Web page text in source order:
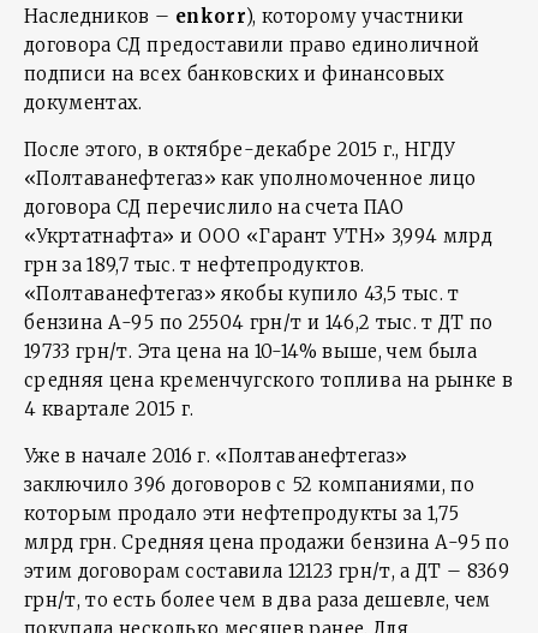
Наследников – enkorr), которому участники
договора СД предоставили право единоличной
подписи на всех банковских и финансовых
документах.
После этого, в октябре-декабре 2015 г., НГДУ
«Полтаванефтегаз» как уполномоченное лицо
договора СД перечислило на счета ПАО
«Укртатнафта» и ООО «Гарант УТН» 3,994 млрд
грн за 189,7 тыс. т нефтепродуктов.
«Полтаванефтегаз» якобы купило 43,5 тыс. т
бензина А-95 по 25504 грн/т и 146,2 тыс. т ДТ по
19733 грн/т. Эта цена на 10-14% выше, чем была
средняя цена кременчугского топлива на рынке в
4 квартале 2015 г.
Уже в начале 2016 г. «Полтаванефтегаз»
заключило 396 договоров с 52 компаниями, по
которым продало эти нефтепродукты за 1,75
млрд грн. Средняя цена продажи бензина А-95 по
этим договорам составила 12123 грн/т, а ДТ – 8369
грн/т, то есть более чем в два раза дешевле, чем